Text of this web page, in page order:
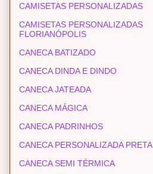
CAMISETAS PERSONALIZADAS
CAMISETAS PERSONALIZADAS
FLORIANÓPOLIS
CANECA BATIZADO
CANECA DINDA E DINDO
CANECA JATEADA
CANECA MÁGICA
CANECA PADRINHOS
CANECA PERSONALIZADA PRETA
CANECA SEMI TÉRMICA